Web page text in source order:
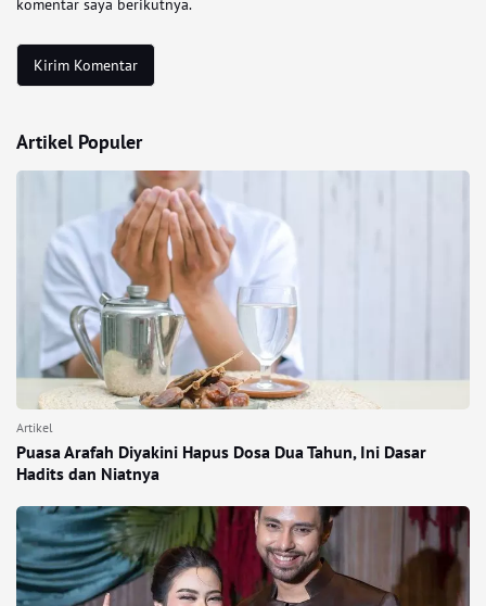
komentar saya berikutnya.
Artikel Populer
Artikel
Puasa Arafah Diyakini Hapus Dosa Dua Tahun, Ini Dasar
Hadits dan Niatnya